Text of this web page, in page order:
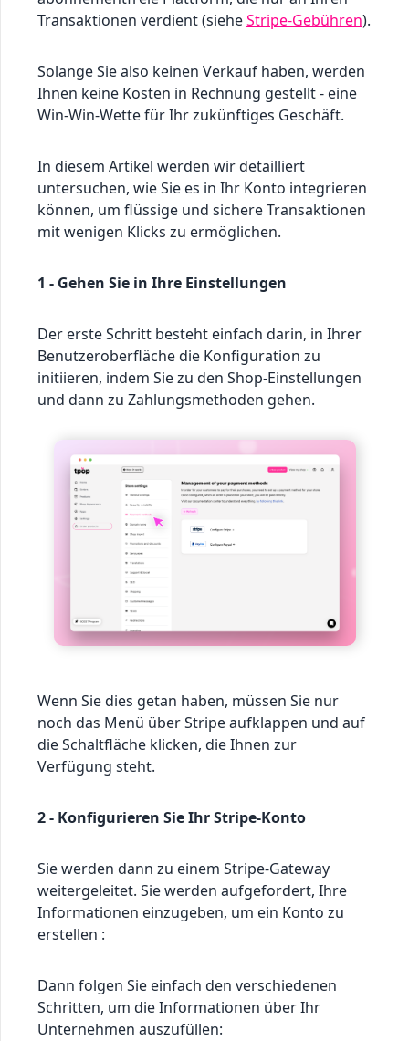
Transaktionen verdient (sieheStripe-Gebühren).
Solange Sie also keinen Verkauf haben, werden
Ihnen keine Kosten in Rechnung gestellt - eine
Win-Win-Wette für Ihr zukünftiges Geschäft.
In diesem Artikel werden wir detailliert
untersuchen, wie Sie es in Ihr Konto integrieren
können, um flüssige und sichere Transaktionen
mit wenigen Klicks zu ermöglichen.
1 - Gehen Sie in Ihre Einstellungen
Der erste Schritt besteht einfach darin, in Ihrer
Benutzeroberfläche die Konfiguration zu
initiieren, indem Sie zu den Shop-Einstellungen
und dann zu Zahlungsmethoden gehen.
Wenn Sie dies getan haben, müssen Sie nur
noch das Menü über Stripe aufklappen und auf
die Schaltfläche klicken, die Ihnen zur
Verfügung steht.
2 - Konfigurieren Sie Ihr Stripe-Konto
Sie werden dann zu einem Stripe-Gateway
weitergeleitet. Sie werden aufgefordert, Ihre
Informationen einzugeben, um ein Konto zu
erstellen :
Dann folgen Sie einfach den verschiedenen
Schritten, um die Informationen über Ihr
Unternehmen auszufüllen: